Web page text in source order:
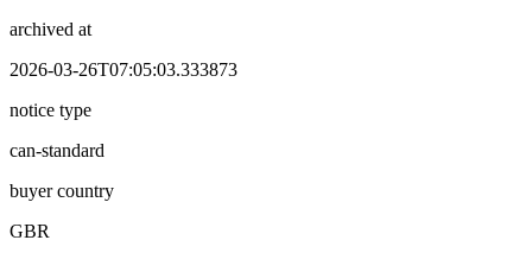
archived at
2026-03-26T07:05:03.333873
notice type
can-standard
buyer country
GBR